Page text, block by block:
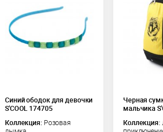
Синий ободок для девочки
S'COOL 174705
Коллекция: Розовая
Черная
мальчика
Коллекция: